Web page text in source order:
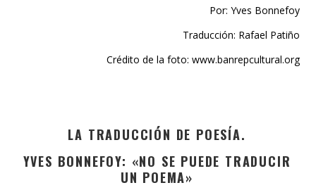
Traducción: Rafael Patiño
UN POEMA»